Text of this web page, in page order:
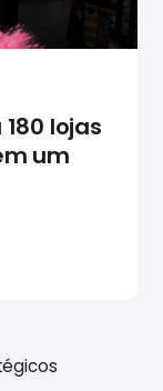
lojas
um